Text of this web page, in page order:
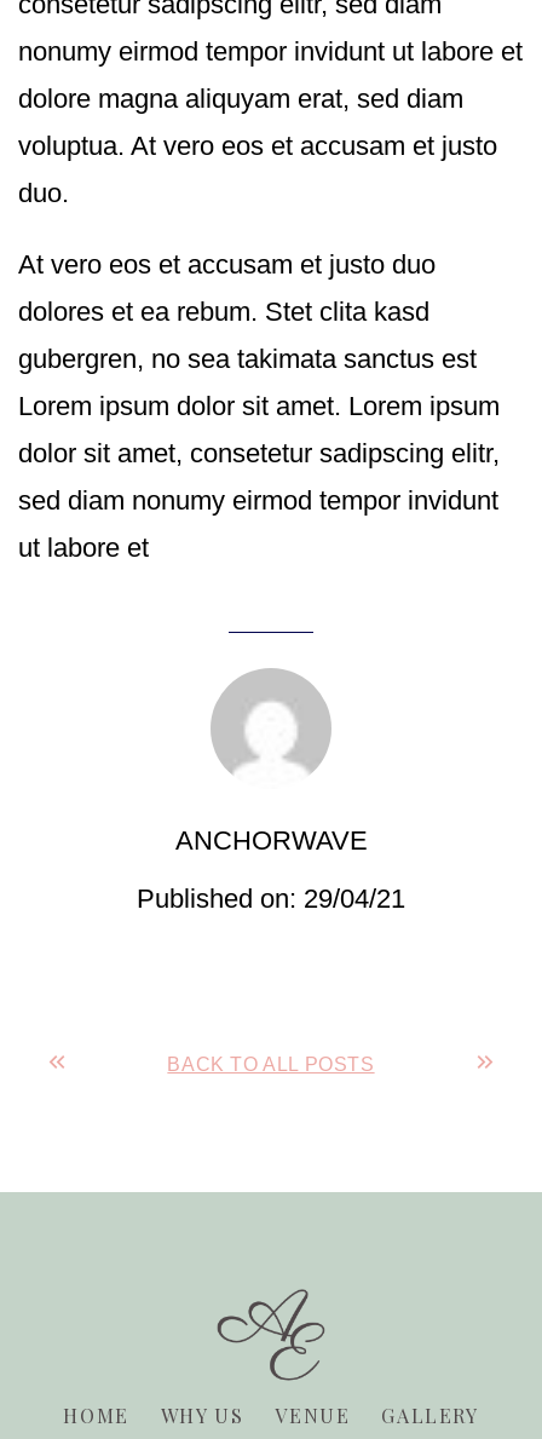
nonumy eirmod tempor invidunt ut labore et
dolore magna aliquyam erat, sed diam
voluptua. At vero eos et accusam et justo
duo.
At vero eos et accusam et justo duo
dolores et ea rebum. Stet clita kasd
gubergren, no sea takimata sanctus est
Lorem ipsum dolor sit amet. Lorem ipsum
dolor sit amet, consetetur sadipscing elitr,
sed diam nonumy eirmod tempor invidunt
ut labore et
ANCHORWAVE
Published on: 29/04/21
BACK TO ALL POSTS
HOME WHY US VENUE
GALLERY